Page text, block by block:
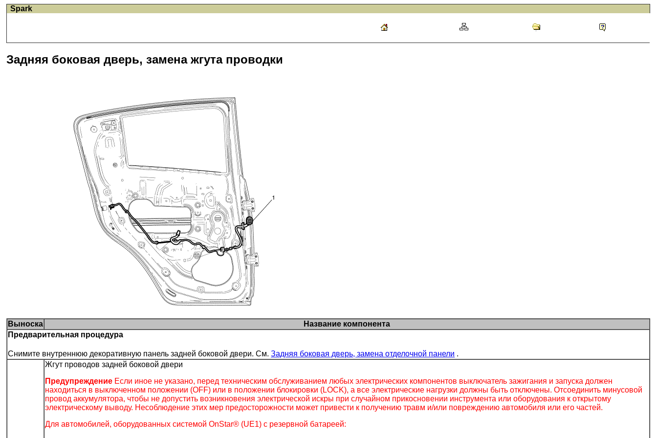
Spark
Задняя боковая дверь, замена жгута проводки
Выноска
Название компонента
Предварительная процедура
Снимите внутреннюю декоративную панель задней боковой двери. См.Задняя боковая дверь, замена отделочной панели .
Жгут проводов задней боковой двери
Предупреждение Если иное не указано, перед техническим обслуживанием любых электрических компонентов выключатель зажигания и запуска должен
находиться в выключенном положении (OFF) или в положении блокировки (LOCK), а все электрические нагрузки должны быть отключены. Отсоединить минусовой
провод аккумулятора, чтобы не допустить возникновения электрической искры при случайном прикосновении инструмента или оборудования к открытому
электрическому выводу. Несоблюдение этих мер предосторожности может привести к получению травм и/или повреждению автомобиля или его частей.
Для автомобилей, оборудованных системой OnStar® (UE1) с резервной батареей: